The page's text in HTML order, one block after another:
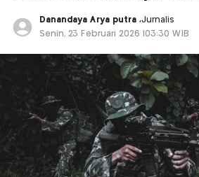
Danandaya Arya putra,Jurnalis
Senin, 23 Februari 2026 |03:30 WIB